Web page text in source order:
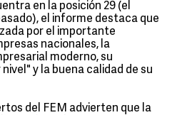
en la posición 29 (el
el informe destaca que
por el importante
nacionales, la
moderno, su
y la buena calidad de su
del FEM advierten que la